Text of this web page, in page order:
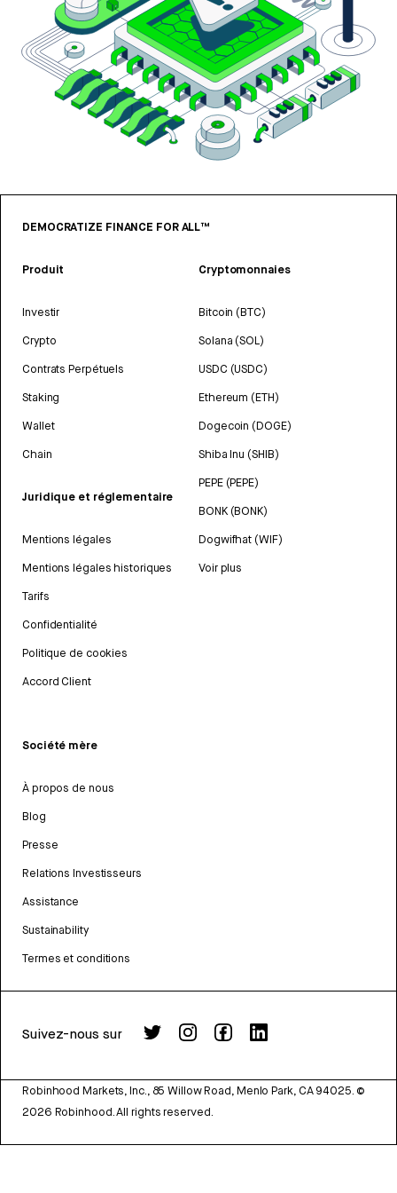
DEMOCRATIZE FINANCE FOR ALL™
Produit
Investir
Crypto
Contrats Perpétuels
Staking
Wallet
Chain
Juridique et réglementaire
Mentions légales
Mentions légales historiques
Tarifs
Confidentialité
Politique de cookies
Accord Client
Cryptomonnaies
Bitcoin (BTC)
Solana (SOL)
USDC (USDC)
Ethereum (ETH)
Dogecoin (DOGE)
Shiba Inu (SHIB)
PEPE (PEPE)
BONK (BONK)
Dogwifhat (WIF)
Voir plus
Société mère
À propos de nous
Blog
Presse
Relations Investisseurs
Assistance
Sustainability
Termes et conditions
Suivez-nous sur
Robinhood Markets, Inc., 85 Willow Road, Menlo Park, CA 94025. ©
2026 Robinhood. All rights reserved.